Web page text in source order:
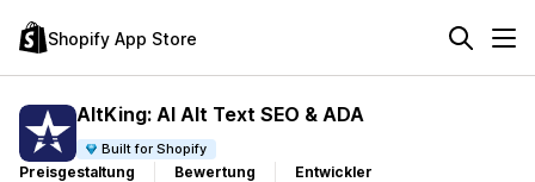
Shopify App Store
AltKing: AI Alt Text SEO & ADA
Built for Shopify
Preisgestaltung
Bewertung
Entwickler